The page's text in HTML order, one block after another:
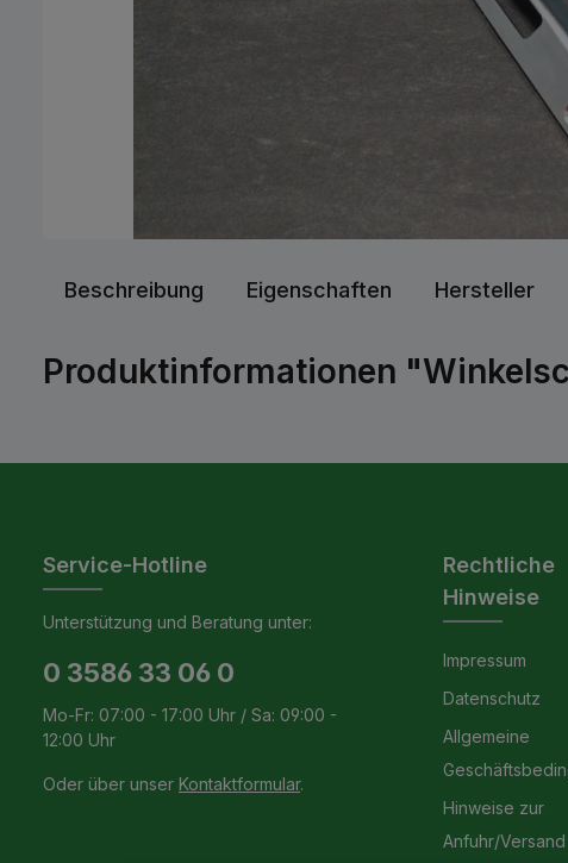
Beschreibung Eigenschaften Hersteller
Produktinformationen
Service-Hotline
Unterstützung und Beratung unter:
0 3586 33 06 0
Mo-Fr: 07:00 - 17:00 Uhr / Sa: 09:00 -
12:00 Uhr
Oder über unser Kontaktformular.
Rechtliche
Hinweise
Impressum
Datenschutz
Allgemeine
Hinweise zur
Anfuhr/Versand